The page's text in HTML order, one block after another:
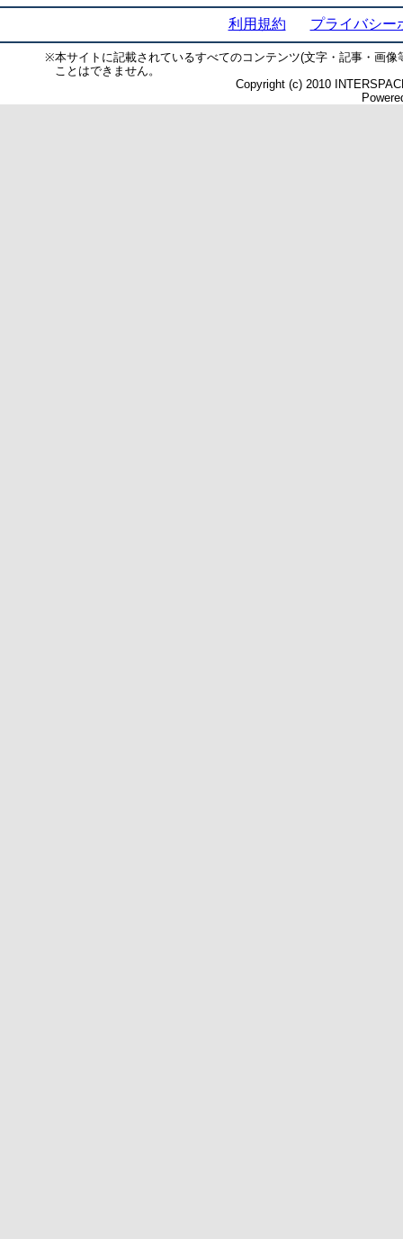
利用規約 プライバシー
※本サイトに記載されているすべてのコンテンツ(文字・記事・画
ことはできません。
Copyright (c) 2010